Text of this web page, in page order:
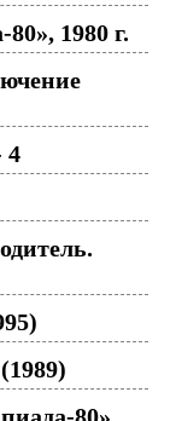
1980 г.
4